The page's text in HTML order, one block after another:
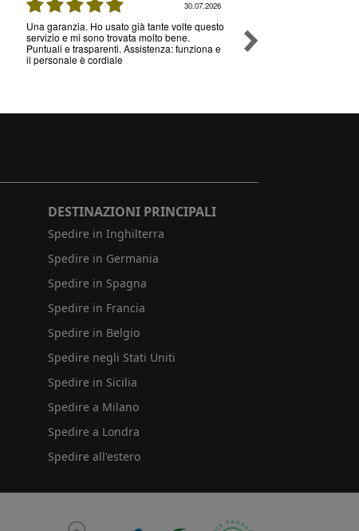
30.07.2026
Una garanzia. Ho usato già tante volte questo
servizio e mi sono trovata molto bene.
Puntuali e trasparenti. Assistenza: funziona e
il personale è cordiale
Highly recommend if
something fast.
DESTINAZIONI PRINCIPALI
Spedire in Inghilterra
Spedire in Germania
Spedire in Spagna
Spedire in Francia
Spedire in Belgio
Spedire negli Stati Uniti
Spedire in Sicilia
Spedire a Milano
Spedire a Londra
Spedire all'estero